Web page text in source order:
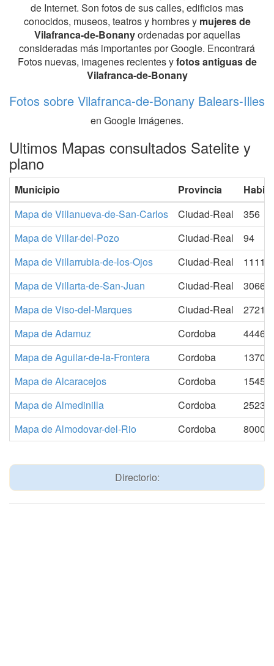
de Internet. Son fotos de sus calles, edificios mas
conocidos, museos, teatros y hombres y mujeres de
Vilafranca-de-Bonanyordenadas por aquellas
consideradas más importantes por Google. Encontrará
Fotos nuevas, imagenes recientes yfotos antiguas de
Vilafranca-de-Bonany
Fotos sobre Vilafranca-de-Bonany Balears-Illes
en Google Imágenes.
Ultimos Mapas consultados Satelite y
plano
Municipio Provincia
Mapa de Villanueva-de-San-Carlos
Ciudad-Real
356
Mapa de Villar-del-Pozo
Ciudad-Real
94
Mapa de Villarrubia-de-los-Ojos
Ciudad-Real
11116
Mapa de Villarta-de-San-Juan
Ciudad-Real
3066
Mapa de Viso-del-Marques
Ciudad-Real
2721
Mapa de Adamuz
Cordoba
4446
Mapa de Aguilar-de-la-Frontera
Cordoba
13701
Mapa de Alcaracejos
Cordoba
1545
Mapa de Almedinilla
Cordoba
2523
Mapa de Almodovar-del-Rio
Cordoba 8000
Directorio: